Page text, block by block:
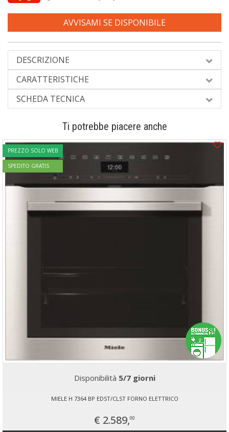
AVVISAMI SE DISPONIBILE
DESCRIZIONE
CARATTERISTICHE
SCHEDA TECNICA
Ti potrebbe piacere anche
PREZZO SOLO WEB
SPEDITO GRATIS
Disponibilità 5/7 giorni
MIELE H 7364 BP EDST/CLST FORNO ELETTRICO
€ 2.589,00